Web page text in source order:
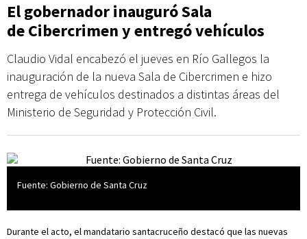
El gobernador inauguró Sala
de Cibercrimen y entregó vehículos
Claudio Vidal encabezó el jueves en Río Gallegos la
inauguración de la nueva Sala de Cibercrimen e hizo
entrega de vehículos destinados a distintas áreas del
Ministerio de Seguridad y Protección Civil.
Fuente: Gobierno de Santa Cruz
Durante el acto, el mandatario santacruceño destacó que las nuevas